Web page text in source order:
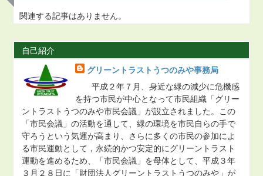
関連する記事はありません。
自己紹介
グリーントラストうつのみや事務局
平成２年７月、身近な緑の減少に危機感
を持つ市民が中心となって市民組織「グリー
ントラストうつのみや市民会議」が設立されました。この
「市民会議」の活動を通して、緑の環境を市民自らの手で
守ろうという気運が高まり、さらに多くの市民の参加によ
る市民運動として，永続的かつ安定的にグリーントラスト
運動を進めるため、「市民会議」を母体として、平成３年
３月２８日に「財団法人グリーントラストうつのみや」が